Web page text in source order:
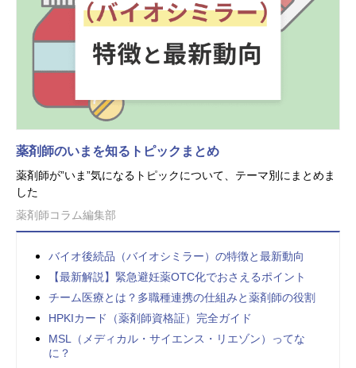
薬剤師のいまを知るトピックまとめ
薬剤師が”いま”気になるトピックについて、テーマ別にまとめま
した
薬剤師コラム編集部
バイオ後続品（バイオシミラー）の特徴と最新動向
【最新解説】緊急避妊薬OTC化でおさえるポイント
チーム医療とは？多職種連携の仕組みと薬剤師の役割
HPKIカード（薬剤師資格証）完全ガイド
MSL（メディカル・サイエンス・リエゾン）ってな
に？